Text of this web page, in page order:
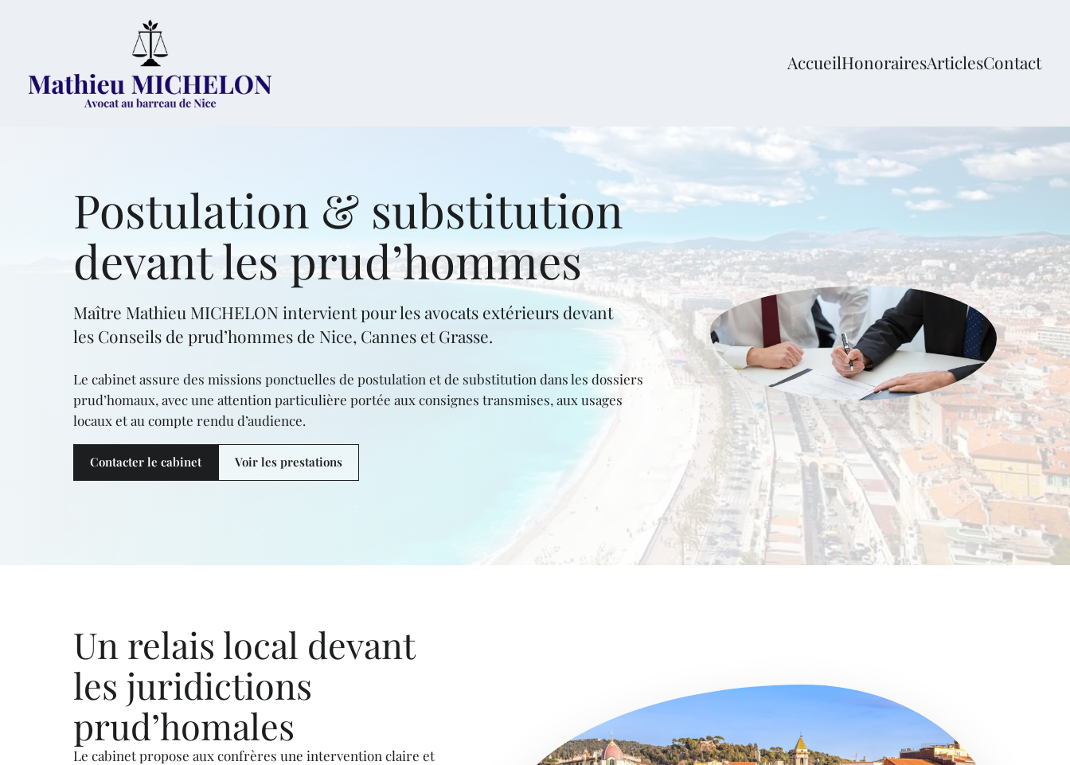
AccueilHonorairesArticlesContact
Postulation & substitution
devant les prud’hommes
Maître Mathieu MICHELON intervient pour les avocats extérieurs devant
les Conseils de prud’hommes de Nice, Cannes et Grasse.
Le cabinet assure des missions ponctuelles de postulation et de substitution dans les dossiers
prud’homaux, avec une attention particulière portée aux consignes transmises, aux usages
locaux et au compte rendu d’audience.
Contacter le cabinet Voir les prestations
Un relais local devant
les juridictions
prud’homales
Le cabinet propose aux confrères une intervention claire et